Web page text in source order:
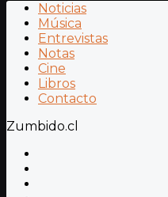
Noticias
Música
Entrevistas
Notas
Cine
Libros
Contacto
Zumbido.cl